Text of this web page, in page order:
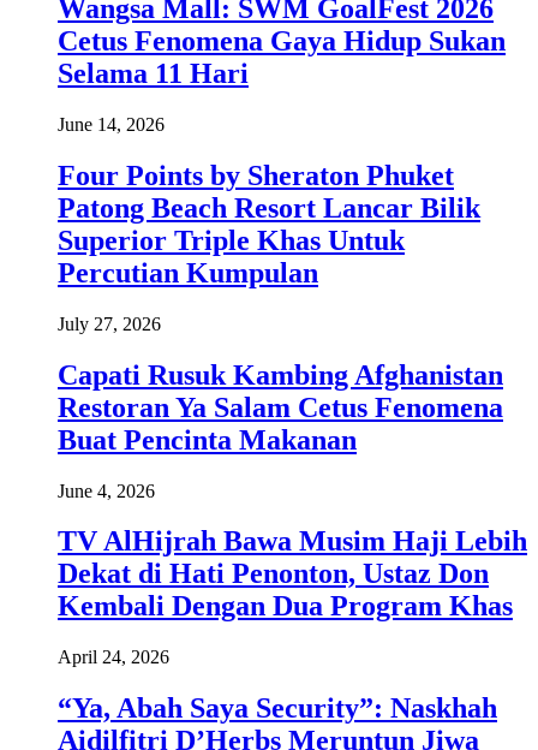
Wangsa Mall: SWM GoalFest 2026
Cetus Fenomena Gaya Hidup Sukan
Selama 11 Hari
June 14, 2026
Four Points by Sheraton Phuket
Patong Beach Resort Lancar Bilik
Superior Triple Khas Untuk
Percutian Kumpulan
July 27, 2026
Capati Rusuk Kambing Afghanistan
Restoran Ya Salam Cetus Fenomena
Buat Pencinta Makanan
June 4, 2026
TV AlHijrah Bawa Musim Haji Lebih
Dekat di Hati Penonton, Ustaz Don
Kembali Dengan Dua Program Khas
April 24, 2026
“Ya, Abah Saya Security”: Naskhah
Aidilfitri D’Herbs Meruntun Jiwa